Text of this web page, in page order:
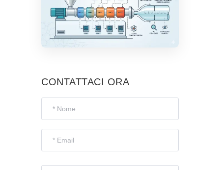
CONTATTACI ORA